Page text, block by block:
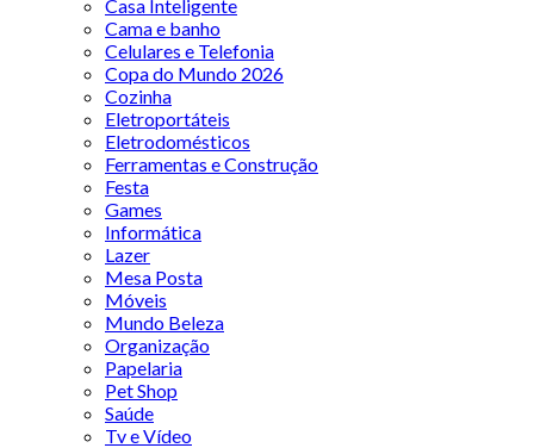
Casa Inteligente
Cama e banho
Celulares e Telefonia
Copa do Mundo 2026
Cozinha
Eletroportáteis
Eletrodomésticos
Ferramentas e Construção
Festa
Games
Informática
Lazer
Mesa Posta
Móveis
Mundo Beleza
Organização
Papelaria
Pet Shop
Saúde
Tv e Vídeo